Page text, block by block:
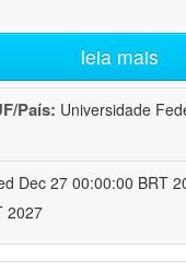
leia mais
País: Universidade
Dec 27 00:00:00 BRT
2027